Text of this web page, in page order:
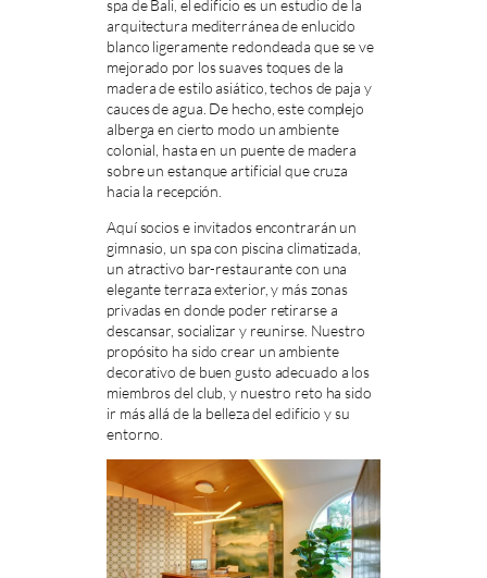
spa de Bali, el edificio es un estudio de la
arquitectura mediterránea de enlucido
blanco ligeramente redondeada que se ve
mejorado por los suaves toques de la
madera de estilo asiático, techos de paja y
cauces de agua. De hecho, este complejo
alberga en cierto modo un ambiente
colonial, hasta en un puente de madera
sobre un estanque artificial que cruza
hacia la recepción.
Aquí socios e invitados encontrarán un
gimnasio, un spa con piscina climatizada,
un atractivo bar-restaurante con una
elegante terraza exterior, y más zonas
privadas en donde poder retirarse a
descansar, socializar y reunirse. Nuestro
propósito ha sido crear un ambiente
decorativo de buen gusto adecuado a los
miembros del club, y nuestro reto ha sido
ir más allá de la belleza del edificio y su
entorno.